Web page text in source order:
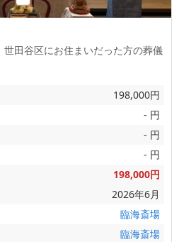
世田谷区にお住まいだった方の葬儀
198,000円
- 円
- 円
- 円
198,000円
2026年6月
臨海斎場
臨海斎場